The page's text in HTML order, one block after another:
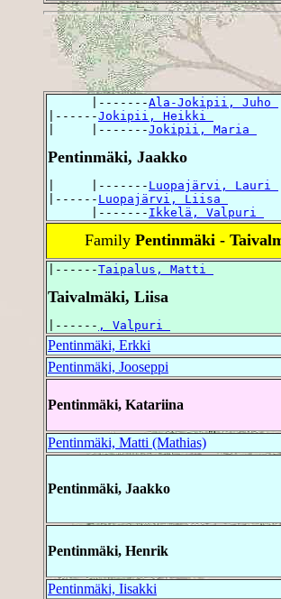
      |-------
Ala-Jokipii, Juho
|------Jokipii, Heikki
|     |-------Jokipii, Maria
Pentinmäki, Jaakko
|     |------- Luopajärvi, Lauri
|------ Luopajärvi, Liisa
      |-------
Ikkelä, Valpuri
Family Pentinmäki -
|------Taipalus, Matti
Taivalmäki, Liisa
|------ , Valpuri
Pentinmäki, Erkki
Pentinmäki, Jooseppi
Pentinmäki, Katariina
Pentinmäki, Matti (Mathias)
Pentinmäki, Jaakko
Pentinmäki, Henrik
Pentinmäki, Iisakki